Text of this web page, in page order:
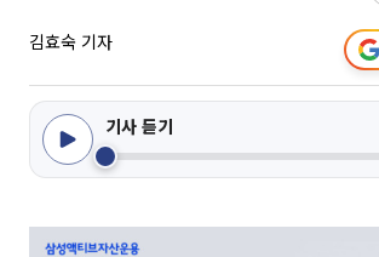
김효숙 기자
기사 듣기